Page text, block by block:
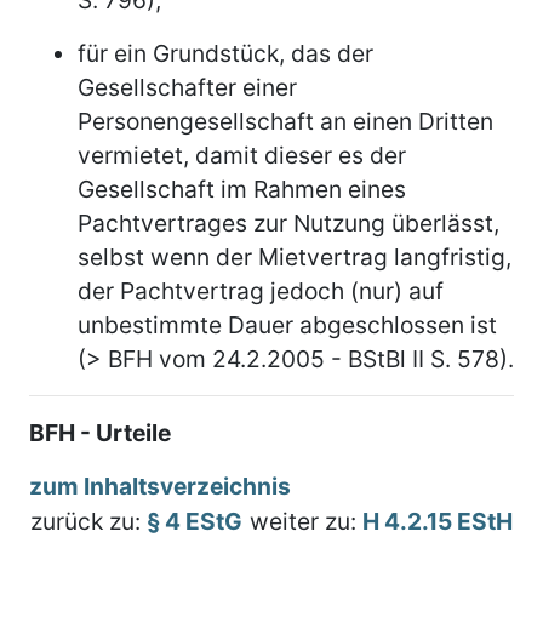
für ein Grundstück, das der
Gesellschafter einer
Personengesellschaft an einen Dritten
vermietet, damit dieser es der
Gesellschaft im Rahmen eines
Pachtvertrages zur Nutzung überlässt,
selbst wenn der Mietvertrag langfristig,
der Pachtvertrag jedoch (nur) auf
unbestimmte Dauer abgeschlossen ist
(> BFH vom 24.2.2005 - BStBl II S. 578).
BFH - Urteile
zum Inhaltsverzeichnis
zurück zu: § 4 EStG weiter zu: H 4.2.15 EStH